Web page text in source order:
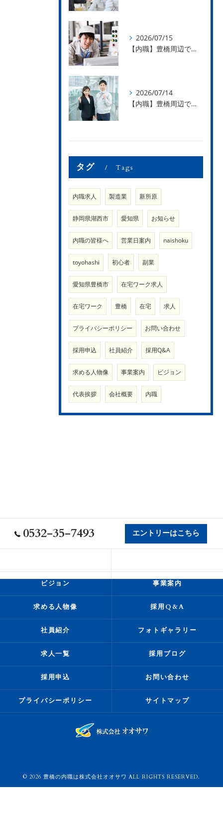
2026/07/15
【内職】豊橋周辺で内職のお仕事を探している方募集中！【急な学級閉鎖も安心】
2026/07/14
【内職】豊橋周辺で内職のお仕事を探している方募集中！【内職さまのお声②】
タグ Tags
内職求人 製造業 新所原
静岡県湖西市 愛知県 お知らせ
内職の皆様へ 営業日案内 naishoku
toyohashi 初心者 副業
愛知県豊橋市 在宅ワーク求人
在宅ワーク 豊橋 在宅 求人
プライバシーポリシー お問い合わせ
採用申込 社員紹介 採用Q&A
求める人物像 事業案内 ビジョン
代表挨拶 会社概要 内職
0532-35-7493 エントリーはこちら
ビジョン 事業案内
求める人物像 採用Q&A
社員紹介 フォトギャラリー
求人一覧 採用ブログ
採用申込 お問い合わせ
プライバシーポリシー サイトマップ
© 2026 豊橋の内職は株式会社オオサワ ALL RIGHTS RESERVED.